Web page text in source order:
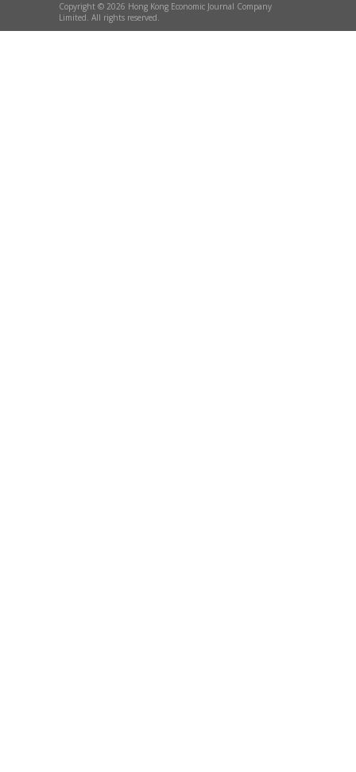
Copyright © 2026 Hong Kong Economic Journal Company
Limited. All rights reserved.